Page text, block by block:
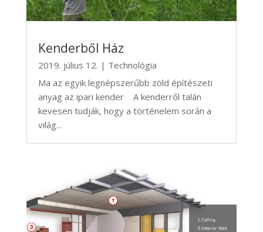
Kenderből Ház
2019. július 12. | Technológia
Ma az egyik legnépszerűbb zöld építészeti
anyag az ipari kender A kenderről talán
kevesen tudják, hogy a történelem során a
világ...